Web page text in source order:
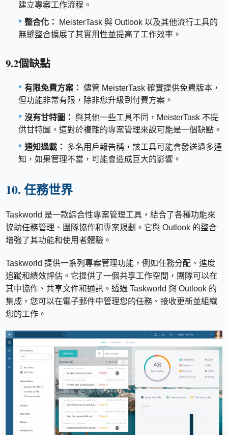
建立專案工作流程。
整合化：
MeisterTask 與 Outlook 以及其他流行工具的
無縫整合擴展了其實用性並提高了工作效率。
9.2個缺點
有限免費方案： 儘管 MeisterTask 確實提供免費版本，
但功能非常有限，除非您升級到付費方案。
沒有甘特圖： 與其他一些工具不同，MeisterTask 不提
供甘特圖，這對於複雜的專案管理來說可能是一個缺點。
通知過載：
多名用戶報告稱，該工具可能會發送過多通
知，如果管理不當，可能會造成巨大的影響。
10. 任務世界
Taskworld 是一款綜合性專案管理工具，結合了各種功能來
協助任務管理、團隊協作和專案規劃。它與 Outlook 的整合
增強了其功能和使用者體驗。
Taskworld 提供一系列專案管理功能，例如任務分配、進度
追蹤和績效評估。它提供了一個共享工作空間，團隊可以在
其中協作、共享文件和通訊。透過 Taskworld 與 Outlook 的
集成，您可以在電子郵件中管理您的任務、接收更新並組織
您的工作。